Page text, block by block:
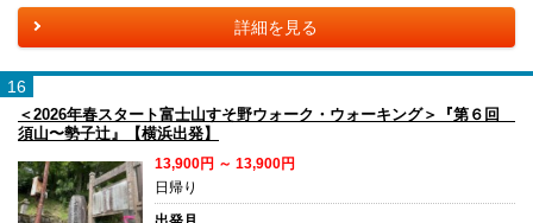
詳細を見る
16
＜2026年春スタート富士山すそ野ウォーク・ウォーキング＞『第６回
須山〜勢子辻』【横浜出発】
13,900円 ～ 13,900円
日帰り